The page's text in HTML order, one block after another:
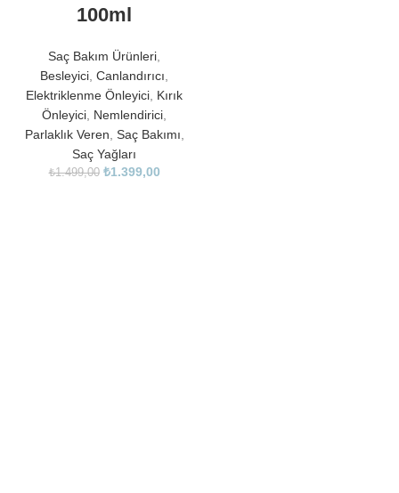
100ml
Saç Bakım Ürünleri
Besleyici Canlandırıcı
Elektriklenme Önleyici Kırık
Önleyici Nemlendirici
Parlaklık Veren Saç Bakımı
Saç Yağları
₺1.499,00 ₺1.399,00